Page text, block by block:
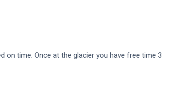
on time. Once at the glacier you have free time 3